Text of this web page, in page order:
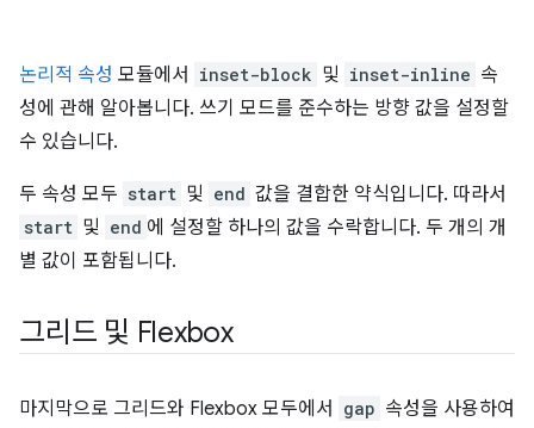
논리적 속성 모듈에서 inset-block 및 inset-inline 속
성에 관해 알아봅니다. 쓰기 모드를 준수하는 방향 값을 설정할
수 있습니다.
두 속성 모두 start 및 end 값을 결합한 약식입니다. 따라서
start 및 end 에 설정할 하나의 값을 수락합니다. 두 개의 개
별 값이 포함됩니다.
그리드 및 Flexbox
마지막으로 그리드와 Flexbox 모두에서 gap 속성을 사용하여